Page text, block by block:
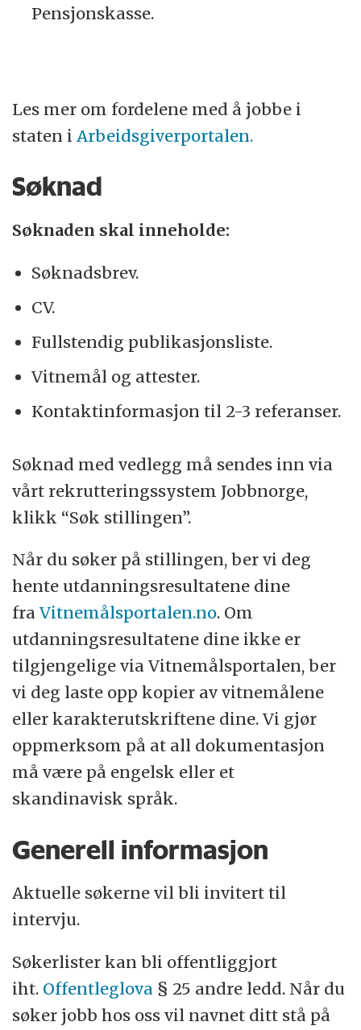
Pensjonskasse.
Les mer om fordelene med å jobbe i
staten iArbeidsgiverportalen.
Søknad
Søknaden skal inneholde:
Søknadsbrev.
CV.
Fullstendig publikasjonsliste.
Vitnemål og attester.
Kontaktinformasjon til 2-3 referanser.
Søknad med vedlegg må sendes inn via
vårt rekrutteringssystem Jobbnorge,
klikk “Søk stillingen”.
Når du søker på stillingen, ber vi deg
hente utdanningsresultatene dine
fraVitnemålsportalen.no. Om
utdanningsresultatene dine ikke er
tilgjengelige via Vitnemålsportalen, ber
vi deg laste opp kopier av vitnemålene
eller karakterutskriftene dine. Vi gjør
oppmerksom på at all dokumentasjon
må være på engelsk eller et
skandinavisk språk.
Generell informasjon
Aktuelle søkerne vil bli invitert til
intervju.
Søkerlister kan bli offentliggjort
iht. Offentleglova § 25 andre ledd. Når du
søker jobb hos oss vil navnet ditt stå på